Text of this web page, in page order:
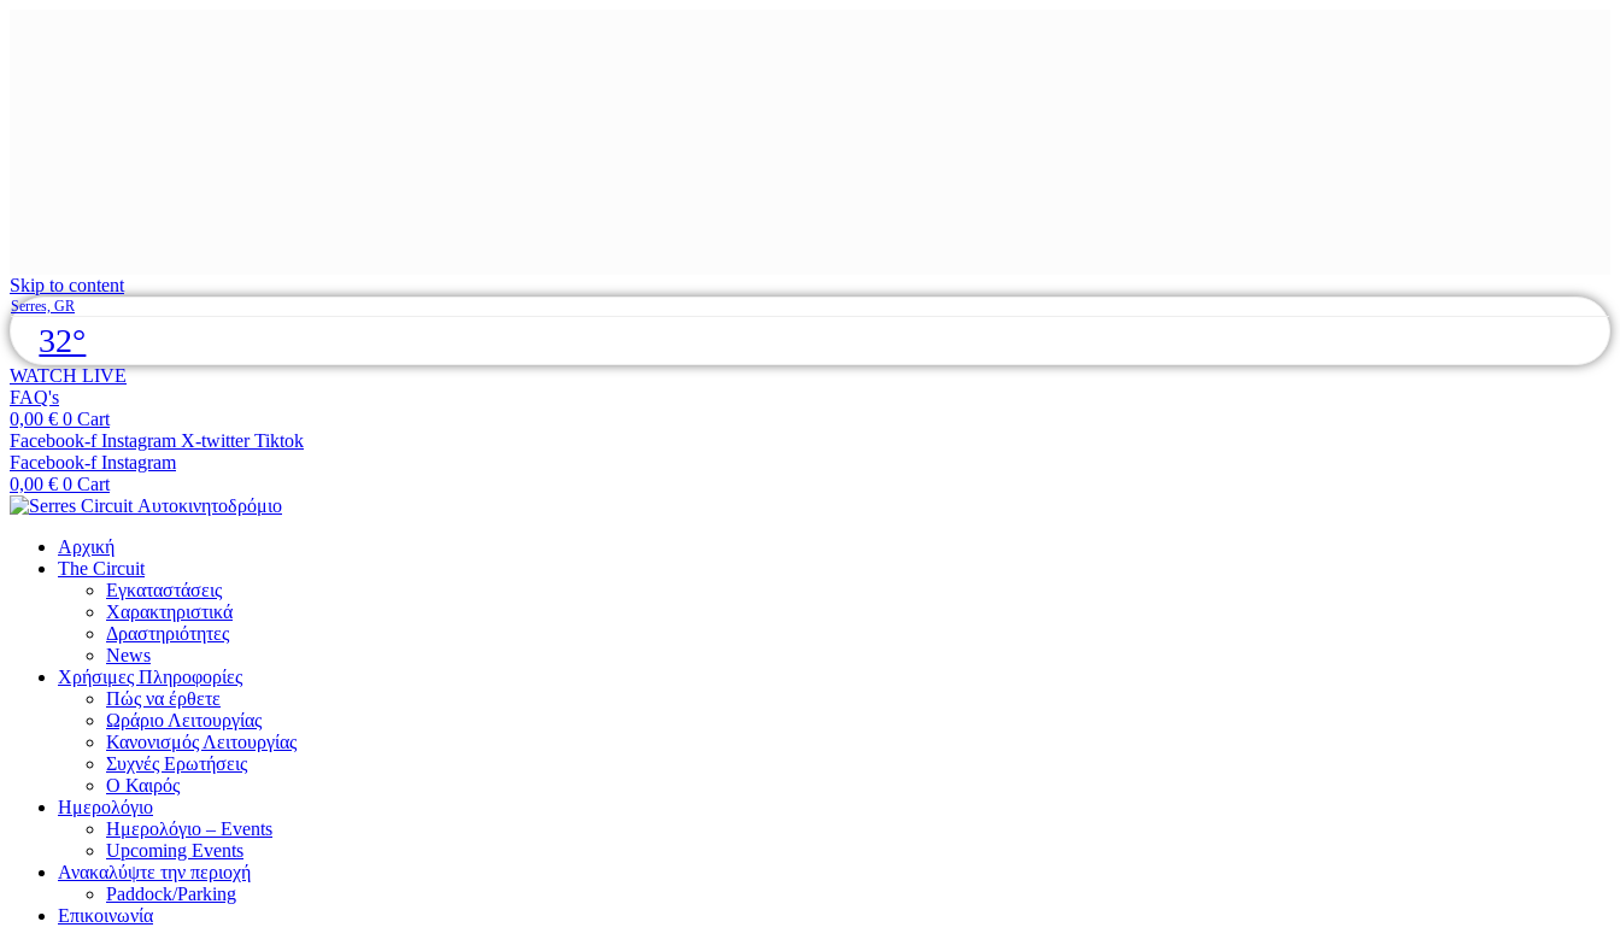
Skip to content
Serres, GR
32°
WATCH LIVE
FAQ's
0,00 € 0 Cart
Facebook-f Instagram X-twitter Tiktok
Facebook-f Instagram
0,00 € 0 Cart
Αρχική
The Circuit
Εγκαταστάσεις
Χαρακτηριστικά
Δραστηριότητες
News
Χρήσιμες Πληροφορίες
Πώς να έρθετε
Ωράριο Λειτουργίας
Κανονισμός Λειτουργίας
Συχνές Ερωτήσεις
Ο Καιρός
Ημερολόγιο
Ημερολόγιο – Events
Upcoming Events
Ανακαλύψτε την περιοχή
Paddock/Parking
Επικοινωνία